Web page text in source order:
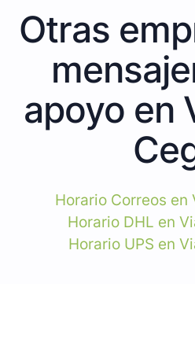
Otras
apoyo en
Horario Correos en
Horario DHL en
Horario UPS en